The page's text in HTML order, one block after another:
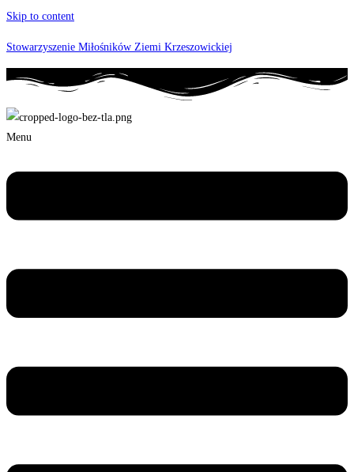
Skip to content
Stowarzyszenie Miłośników Ziemi Krzeszowickiej
Menu